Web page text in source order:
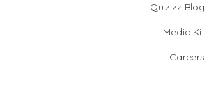
Quizizz Blog
Media Kit
Careers